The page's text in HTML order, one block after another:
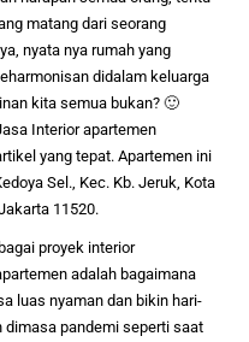
matang dari seorang
nyata nya rumah yang
didalam keluarga
kita semua bukan? 🙂
Interior apartemen
yang tepat. Apartemen ini
Sel., Kec. Kb. Jeruk, Kota
11520.
proyek interior
adalah bagaimana
luas nyaman dan bikin hari-
dimasa pandemi seperti saat